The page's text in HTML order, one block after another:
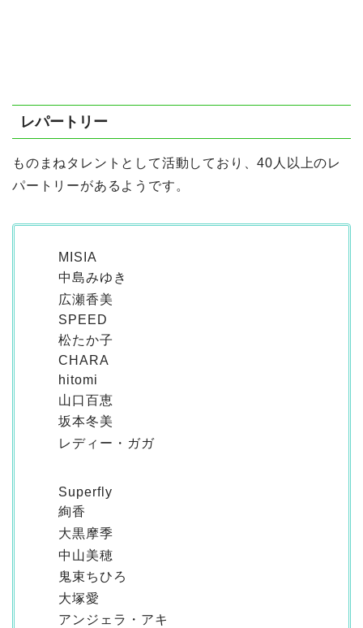
レパートリー
ものまねタレントとして活動しており、40人以上のレ
パートリーがあるようです。
MISIA
中島みゆき
広瀬香美
SPEED
松たか子
CHARA
hitomi
山口百恵
坂本冬美
レディー・ガガ
Superfly
絢香
大黒摩季
中山美穂
鬼束ちひろ
大塚愛
アンジェラ・アキ